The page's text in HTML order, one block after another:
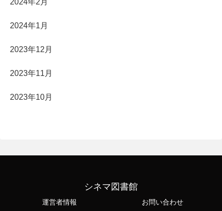
2024年2月
2024年1月
2023年12月
2023年11月
2023年10月
シネマ図書館
運営者情報 お問い合わせ